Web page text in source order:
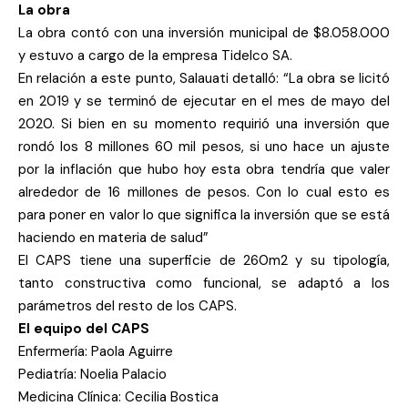
La obra
La obra contó con una inversión municipal de $8.058.000
y estuvo a cargo de la empresa Tidelco SA.
En relación a este punto, Salauati detalló: “La obra se licitó
en 2019 y se terminó de ejecutar en el mes de mayo del
2020. Si bien en su momento requirió una inversión que
rondó los 8 millones 60 mil pesos, si uno hace un ajuste
por la inflación que hubo hoy esta obra tendría que valer
alrededor de 16 millones de pesos. Con lo cual esto es
para poner en valor lo que significa la inversión que se está
haciendo en materia de salud”
El CAPS tiene una superficie de 260m2 y su tipología,
tanto constructiva como funcional, se adaptó a los
parámetros del resto de los CAPS.
El equipo del CAPS
Enfermería: Paola Aguirre
Pediatría: Noelia Palacio
Medicina Clínica: Cecilia Bostica